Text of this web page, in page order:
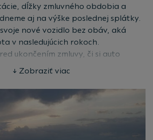
dĺžky zmluvného obdobia a
aj na výške poslednej splátky.
nové vozidlo bez obáv, aká
v nasledujúcich rokoch.
ukončením zmluvy, či si auto
ho za nové, alebo vrátite.
36 - 60 mesiacov
4,99 %
v splátkach:
↓ Zobraziť viac